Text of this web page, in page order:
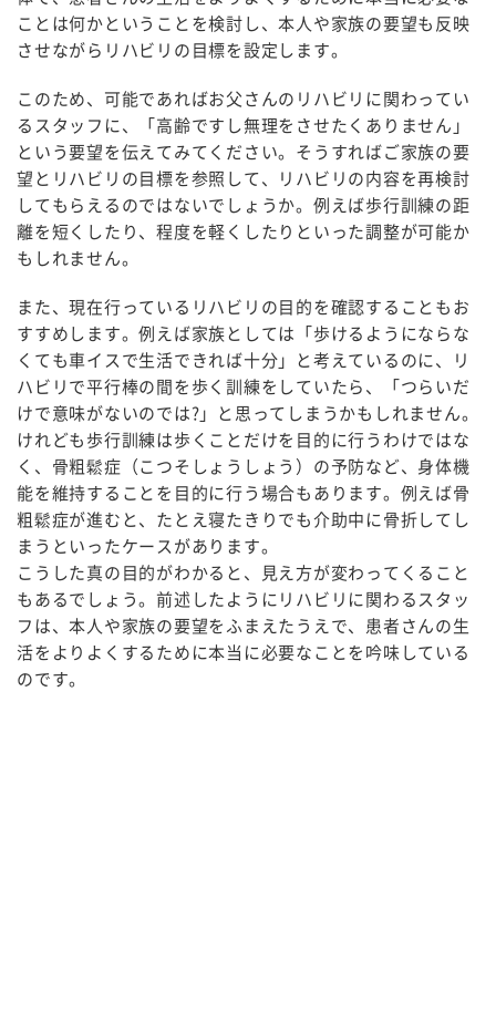
ことは何かということを検討し、本人や家族の要望も反映
させながらリハビリの目標を設定します。
このため、可能であればお父さんのリハビリに関わってい
るスタッフに、「高齢ですし無理をさせたくありません」
という要望を伝えてみてください。そうすればご家族の要
望とリハビリの目標を参照して、リハビリの内容を再検討
してもらえるのではないでしょうか。例えば歩行訓練の距
離を短くしたり、程度を軽くしたりといった調整が可能か
もしれません。
また、現在行っているリハビリの目的を確認することもお
すすめします。例えば家族としては「歩けるようにならな
くても車イスで生活できれば十分」と考えているのに、リ
ハビリで平行棒の間を歩く訓練をしていたら、「つらいだ
けで意味がないのでは?」と思ってしまうかもしれません。
けれども歩行訓練は歩くことだけを目的に行うわけではな
く、骨粗鬆症（こつそしょうしょう）の予防など、身体機
能を維持することを目的に行う場合もあります。例えば骨
粗鬆症が進むと、たとえ寝たきりでも介助中に骨折してし
まうといったケースがあります。
こうした真の目的がわかると、見え方が変わってくること
もあるでしょう。前述したようにリハビリに関わるスタッ
フは、本人や家族の要望をふまえたうえで、患者さんの生
活をよりよくするために本当に必要なことを吟味している
のです。